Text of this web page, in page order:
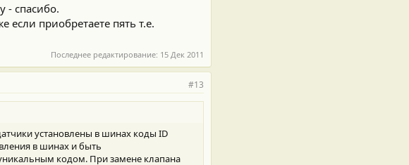
- спасибо.
приобретаете пять т.е.
Последнее редактирование: 15 Дек 2011
#13
установлены в шинах коды ID
в шинах и быть
кодом. При замене клапана